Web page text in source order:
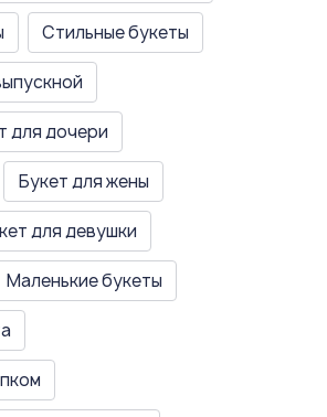
Стильные букеты
для дочери
Букет для жены
для девушки
Маленькие букеты